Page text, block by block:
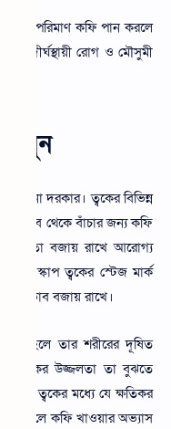
কাপ পরিমাণ কফি পান করলে
দীর্ঘস্থায়ী রোগ ও মৌসুমী
জানা দরকার। ত্বকের বিভিন্ন
প্রভাব থেকে বাঁচার জন্য কফি
আদ্রতা বজায় রাখে আরোগ্য
স্কাপ ত্বকের স্টেজ মার্ক
ভাব বজায় রাখে।
তাহলে তার শরীরের দূষিত
যে ত্বকের উজ্জলতা তা বুঝতে
এবং ত্বকের মধ্যে যে ক্ষতিকর
তাহলে কফি খাওয়ার অভ্যাস